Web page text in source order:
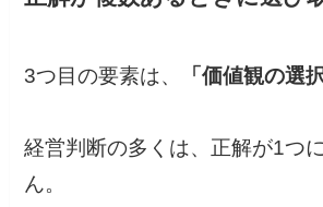
3つ目の要素は、 「価値観の選択
経営判断の多くは、正解が1つ
ん。